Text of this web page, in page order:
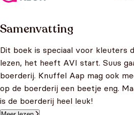
Samenvatting
Dit boek is speciaal voor kleuters
lezen, het heeft AVI start. Suus
boerderij. Knuffel Aap mag ook
op de boerderij een beetje eng.
is de boerderij heel leuk!